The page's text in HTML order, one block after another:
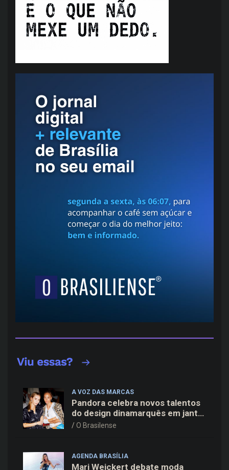
A VOZ DAS MARCAS
Pandora celebra novos talentos
do design dinamarquês em jantar
exclusivo no restaurante Daphne
O Brasilense
AGENDA BRASÍLIA
Mari Weickert debate moda